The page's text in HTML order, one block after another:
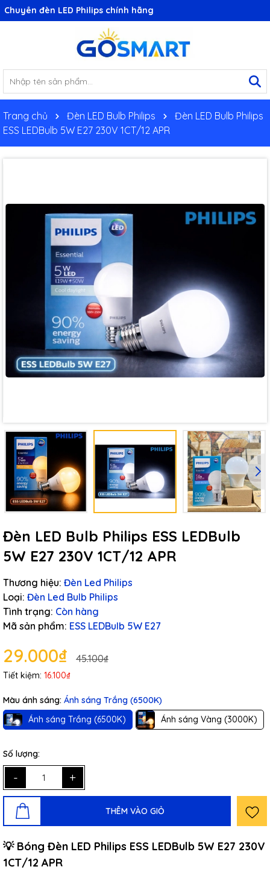
Chuyên đèn LED Philips chính hãng
Trang chủ Đèn LED Bulb Philips
Đèn LED Bulb Philips
ESS LEDBulb 5W E27 230V 1CT/12 APR
Đèn LED Bulb Philips ESS LEDBulb
5W E27 230V 1CT/12 APR
Thương hiệu: Đèn Led Philips
Loại: Đèn Led Bulb Philips
Tình trạng: Còn hàng
Mã sản phẩm: ESS LEDBulb 5W E27
29.000₫ 45.100₫
Tiết kiệm: 16.100₫
Màu ánh sáng: Ánh sáng Trắng (6500K)
Ánh sáng Trắng (6500K)
Ánh sáng Vàng (3000K)
Số lượng:
- +
THÊM VÀO GIỎ
​​​​💡 Bóng Đèn LED Philips ESS LEDBulb 5W E27 230V
1CT/12 APR